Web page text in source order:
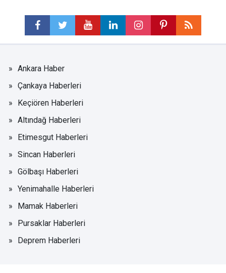
Ankara Haber
Çankaya Haberleri
Keçiören Haberleri
Altındağ Haberleri
Etimesgut Haberleri
Sincan Haberleri
Gölbaşı Haberleri
Yenimahalle Haberleri
Mamak Haberleri
Pursaklar Haberleri
Deprem Haberleri